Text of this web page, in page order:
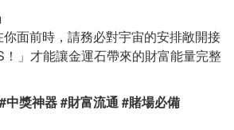
面前時，請務必對宇宙的安排敞開接
」才能讓金運石帶來的財富能量完整
中獎神器 #財富流通 #賭場必備